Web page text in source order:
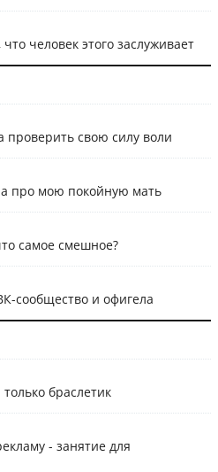
человек этого заслуживает
свою силу воли
про мою покойную мать
самое смешное?
сообщество и офигела
браслетик
- занятие для